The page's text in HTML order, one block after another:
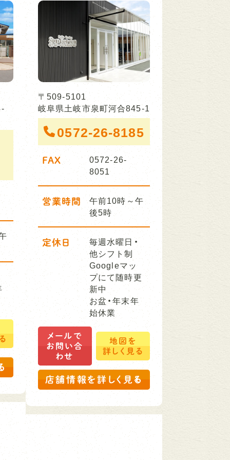
〒509-5101
岐阜県土岐市泉町河合845-1
0572-26-8185
FAX
0572-26-
8051
営業時間
午前10時～午
後5時
定休日
毎週水曜日・
他シフト制
Googleマッ
プにて随時更
新中
お盆・年末年
始休業
メールで
お問い合
わせ
地図を
詳しく見る
店舗情報を詳しく見る